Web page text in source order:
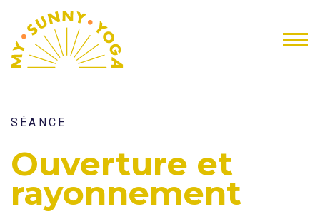
SÉANCE
Ouverture et
rayonnement